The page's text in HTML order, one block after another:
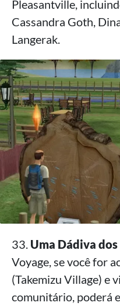
Pleasantville,
Cassandra Goth,
Langerak.
33. Uma Dádiva
Voyage, se você for
(Takemizu Village) e
comunitário, poderá